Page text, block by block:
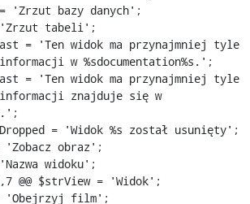
= 'Ten widok ma przynajmniej tyle
w %sdocumentation%s.';
= 'Ten widok ma przynajmniej tyle
znajduje się w
@@ $strView = 'Widok';